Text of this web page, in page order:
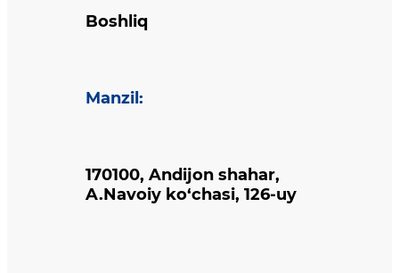
Boshliq
Manzil :
170100, Andijon shahar,
A.Navoiy ko‘chasi, 126-uy